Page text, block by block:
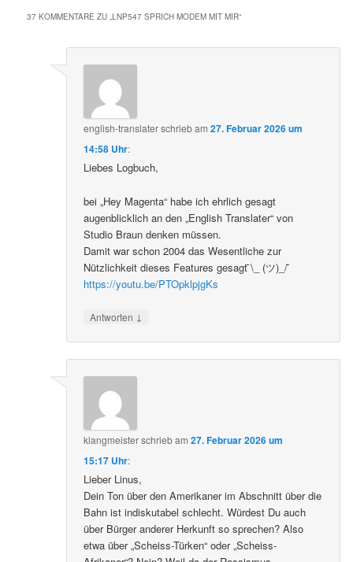
37 KOMMENTARE ZU „LNP547 SPRICH MODEM MIT MIR“
english-translaterschriebam27. Februar 2026 um
14:58 Uhr:
Liebes Logbuch,
bei „Hey Magenta“ habe ich ehrlich gesagt
augenblicklich an den „English Translater“ von
Studio Braun denken müssen.
Damit war schon 2004 das Wesentliche zur
Nützlichkeit dieses Features gesagt ̄\_ (ツ)_/ ̄
https://youtu.be/PTOpklpjgKs
Antworten ↓
klangmeisterschriebam27. Februar 2026 um
15:17 Uhr:
Lieber Linus,
Dein Ton über den Amerikaner im Abschnitt über die
Bahn ist indiskutabel schlecht. Würdest Du auch
über Bürger anderer Herkunft so sprechen? Also
etwa über „Scheiss-Türken“ oder „Scheiss-